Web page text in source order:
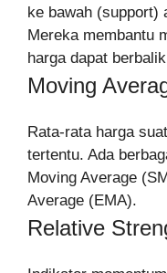
ke bawah (support)
Mereka membantu
harga dapat
Moving
Rata-rata harga
tertentu. Ada
Moving Average
Average (EMA).
Relative